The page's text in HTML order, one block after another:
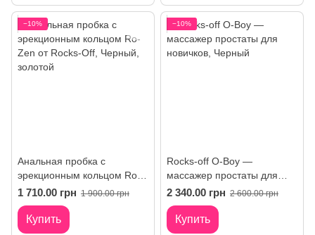
−10%
Анальная пробка с
эрекционным кольцом Ro-
Zen от Rocks-Off
1 710.00 грн 1 900.00 грн
Купить
−10%
Rocks-off O-Boy —
массажер простаты для
новичков
2 340.00 грн 2 600.00 грн
Купить